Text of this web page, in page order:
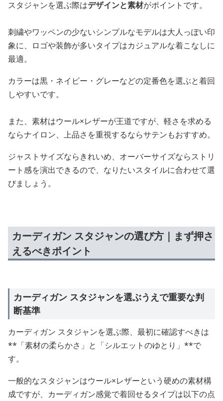
スタジャンを選ぶ際はデザインと素材がポイントです。
刺繍やワッペンの少ないシンプルなモデルは大人っぽい印
象に、ロゴや装飾が多いタイプはカジュアルな着こなしに
最適。
カラーは黒・ネイビー・グレーなどの定番色を選ぶと着回
しやすいです。
また、素材はウール×レザーが王道ですが、軽さを求める
ならナイロン、上品さを重視するならサテンもおすすめ。
ジャストサイズならきれいめ、オーバーサイズならストリ
ート感を演出できるので、なりたいスタイルに合わせて選
びましょう。
カーディガン スタジャンの選び方｜まず押さ
えるべきポイント
カーディガン スタジャンを選ぶうえで重要な判
断基準
カーディガン スタジャンを選ぶ際、最初に確認すべきは
**「素材の柔らかさ」と「シルエットのゆとり」**で
す。
一般的なスタジャンはウール×レザーという硬めの素材構
成ですが、カーディガン感覚で着回せるタイプは以下の点